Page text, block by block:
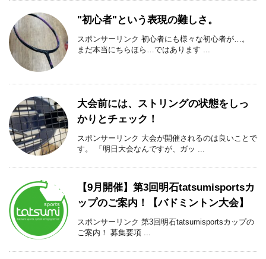
"初心者"という表現の難しさ。
スポンサーリンク 初心者にも様々な初心者が…。
まだ本当にちらほら…ではあります ...
大会前には、ストリングの状態をしっ
かりとチェック！
スポンサーリンク 大会が開催されるのは良いことで
す。 「明日大会なんですが、ガッ ...
【9月開催】第3回明石tatsumisportsカ
ップのご案内！【バドミントン大会】
スポンサーリンク 第3回明石tatsumisportsカップの
ご案内！ 募集要項 ...